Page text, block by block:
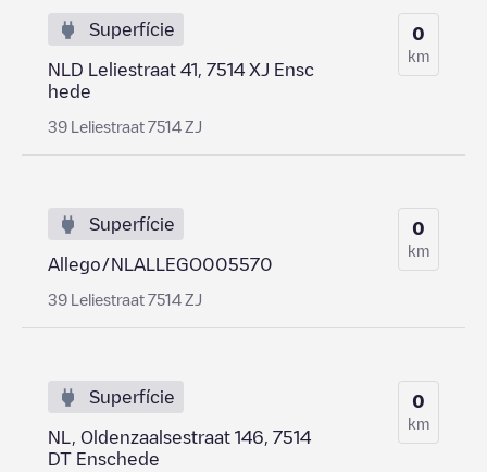
Superfície
NLD Leliestraat 41, 7514 XJ Ensc
hede
39 Leliestraat 7514 ZJ
0
km
Superfície
Allego/NLALLEGO005570
39 Leliestraat 7514 ZJ
0
km
Superfície
NL, Oldenzaalsestraat 146, 7514
DT Enschede
0
km